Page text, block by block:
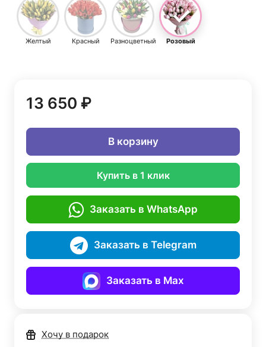
Желтый Красный Разноцветный Розовый
13 650 ₽
В корзину
Купить в 1 клик
Заказать в WhatsApp
Заказать в Telegram
Заказать в Max
Хочу в подарок